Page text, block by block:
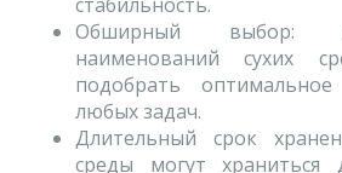
Обширный выбор:
наименований сухих
подобрать
любых задач.
Длительный срок
среды могут